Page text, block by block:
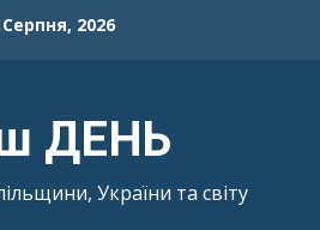
Серпня, 2026
ДЕНЬ
України та світу